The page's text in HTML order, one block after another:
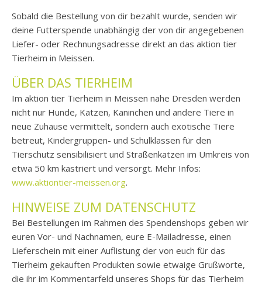
Sobald die Bestellung von dir bezahlt wurde, senden wir
deine Futterspende unabhängig der von dir angegebenen
Liefer- oder Rechnungsadresse direkt an das aktion tier
Tierheim in Meissen.
ÜBER DAS TIERHEIM
Im aktion tier Tierheim in Meissen nahe Dresden werden
nicht nur Hunde, Katzen, Kaninchen und andere Tiere in
neue Zuhause vermittelt, sondern auch exotische Tiere
betreut, Kindergruppen- und Schulklassen für den
Tierschutz sensibilisiert und Straßenkatzen im Umkreis von
etwa 50 km kastriert und versorgt. Mehr Infos:
www.aktiontier-meissen.org.
HINWEISE ZUM DATENSCHUTZ
Bei Bestellungen im Rahmen des Spendenshops geben wir
euren Vor- und Nachnamen, eure E-Mailadresse, einen
Lieferschein mit einer Auflistung der von euch für das
Tierheim gekauften Produkten sowie etwaige Grußworte,
die ihr im Kommentarfeld unseres Shops für das Tierheim